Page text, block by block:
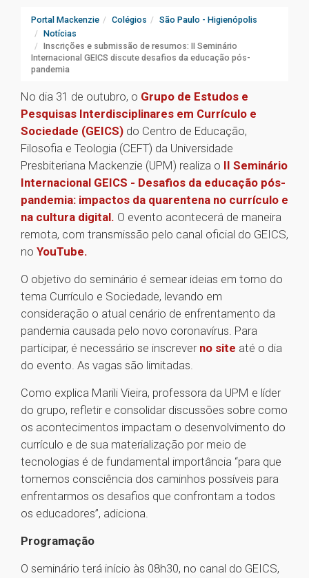
Portal Mackenzie Colégios
São Paulo - Higienópolis
Notícias
Inscrições e submissão de resumos: II Seminário
Internacional GEICS discute desafios da educação pós-
pandemia
No dia 31 de outubro, o Grupo de Estudos e
Pesquisas Interdisciplinares em Currículo e
Sociedade (GEICS) do Centro de Educação,
Filosofia e Teologia (CEFT) da Universidade
Presbiteriana Mackenzie (UPM) realiza o II Seminário
Internacional GEICS - Desafios da educação pós-
pandemia: impactos da quarentena no currículo e
na cultura digital. O evento acontecerá de maneira
remota, com transmissão pelo canal oficial do GEICS,
no YouTube.
O objetivo do seminário é semear ideias em torno do
tema Currículo e Sociedade, levando em
consideração o atual cenário de enfrentamento da
pandemia causada pelo novo coronavírus. Para
participar, é necessário se inscrever no site até o dia
do evento. As vagas são limitadas.
Como explica Marili Vieira, professora da UPM e líder
do grupo, refletir e consolidar discussões sobre como
os acontecimentos impactam o desenvolvimento do
currículo e de sua materialização por meio de
tecnologias é de fundamental importância “para que
tomemos consciência dos caminhos possíveis para
enfrentarmos os desafios que confrontam a todos
os educadores”, adiciona.
Programação
O seminário terá início às 08h30, no canal do GEICS,